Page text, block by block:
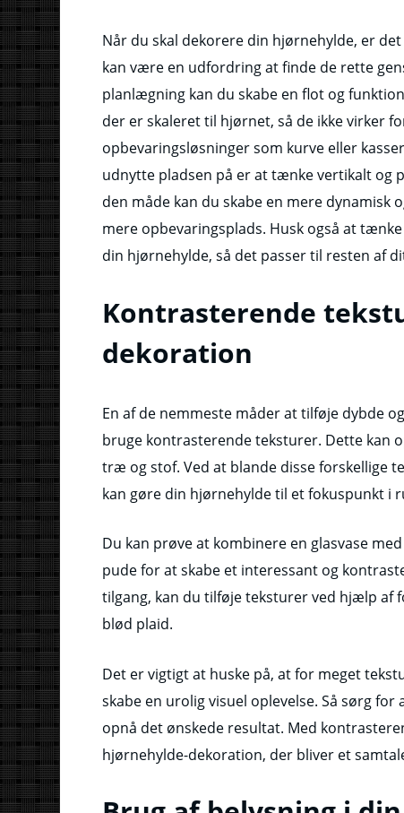
Når du skal dekorere din hjørnehylde, er
kan være en udfordring at finde de rette
planlægning kan du skabe en flot og
der er skaleret til hjørnet, så de ikke virker
opbevaringsløsninger som kurve eller
udnytte pladsen på er at tænke vertikalt og
den måde kan du skabe en mere
mere opbevaringsplads. Husk også at
din hjørnehylde, så det passer til resten af
Kontrasterende
dekoration
En af de nemmeste måder at tilføje dybde
bruge kontrasterende teksturer. Dette kan
træ og stof. Ved at blande disse forskellige
kan gøre din hjørnehylde til et fokuspunkt i
Du kan prøve at kombinere en glasvase
pude for at skabe et interessant og
tilgang, kan du tilføje teksturer ved hjælp af
blød plaid.
Det er vigtigt at huske på, at for meget
skabe en urolig visuel oplevelse. Så sørg
opnå det ønskede resultat. Med
hjørnehylde-dekoration, der bliver et